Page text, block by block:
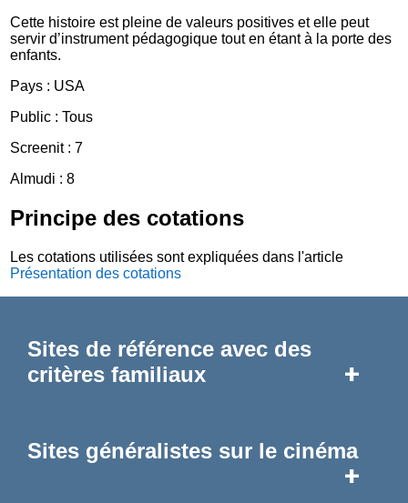
Cette histoire est pleine de valeurs positives et elle peut
servir d’instrument pédagogique tout en étant à la porte des
enfants.
Pays : USA
Public : Tous
Screenit : 7
Almudi : 8
Principe des cotations
Les cotations utilisées sont expliquées dans l'article
Présentation des cotations
Sites de référence avec des
critères familiaux
+
Sites généralistes sur le cinéma
+